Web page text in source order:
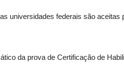
universidades federais são aceitas
da prova de Certificação de